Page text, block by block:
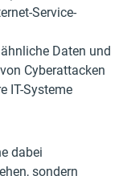
Service-
Daten und
Cyberattacken
IT-Systeme
dabei
sondern